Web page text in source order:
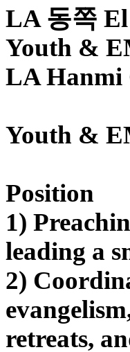
마
러
브
약
국
주
우
즐
아
탑-
프
릴
리
지
구
입
발
기
부
LA 동쪽
Youth &
LA Hanmi
Youth &
Position
1)
leading a
2)
retreats,